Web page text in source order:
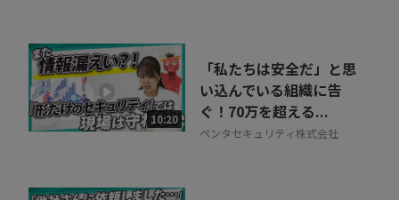
10:20
「私たちは安全だ」と思
い込んでいる組織に告
ぐ！70万を超える...
ペンタセキュリティ株式会社